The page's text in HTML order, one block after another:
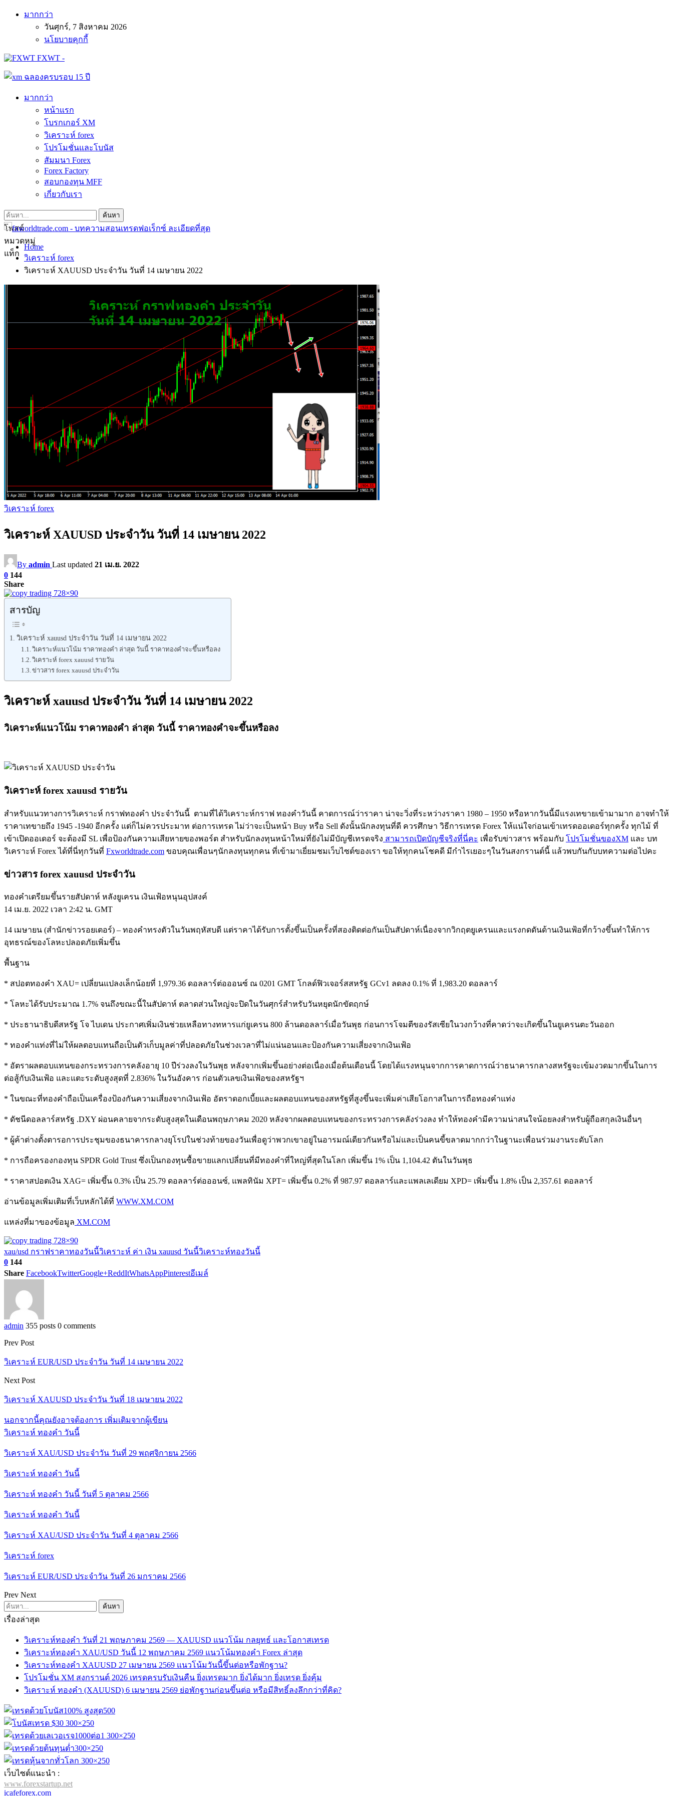
มากกว่า
วันศุกร์, 7 สิงหาคม 2026
นโยบายคุกกี้
FXWT -
มากกว่า
หน้าแรก
โบรกเกอร์ XM
วิเคราะห์ forex
โปรโมชั่นและโบนัส
สัมมนา Forex
Forex Factory
สอบกองทุน MFF
เกี่ยวกับเรา
โพสต์
หมวดหมู่
แท็ก
Home
วิเคราะห์ forex
วิเคราะห์ XAUUSD ประจำวัน วันที่ 14 เมษายน 2022
วิเคราะห์ forex
วิเคราะห์ XAUUSD ประจำวัน วันที่ 14 เมษายน 2022
By admin Last updated 21 เม.ย. 2022
0 144
Share
สารบัญ
วิเคราะห์ xauusd ประจำวัน วันที่ 14 เมษายน 2022
วิเคราะห์แนวโน้ม ราคาทองคำ ล่าสุด วันนี้ ราคาทองคำจะขึ้นหรือลง
วิเคราะห์ forex xauusd รายวัน
ข่าวสาร forex xauusd ประจำวัน
วิเคราะห์ xauusd ประจำวัน วันที่ 14 เมษายน 2022
วิเคราะห์แนวโน้ม ราคาทองคำ ล่าสุด วันนี้ ราคาทองคำจะขึ้นหรือลง
วิเคราะห์ forex xauusd รายวัน
สำหรับแนวทางการวิเคราะห์ กราฟทองคำ ประจำวันนี้ ตามที่ได้วิเคราะห์กราฟ ทองคำวันนี้ คาดการณ์ว่าราคา น่าจะวิ่งที่ระหว่างราคา 1980 – 1950 หรือหากวันนี้มีแรงเทขายเข้ามามาก อาจทำให้
ราคาเทขายถึง 1945 -1940 อีกครั้ง แต่ก็ไม่ควรประมาท ต่อการเทรด ไม่ว่าจะเป็นหน้า Buy หรือ Sell ดังนั้นนักลงทุนที่ดี ควรศึกษา วิธีการเทรด Forex ให้แน่ใจก่อนเข้าเทรดออเดอร์ทุกครั้ง ทุกไม้ ที่
เข้าเปิดออเดอร์ จะต้องมี SL เพื่อป้องกันความเสียหายของพอร์ต สำหรับนักลงทุนหน้าใหม่ที่ยังไม่มีบัญชีเทรดจริง สามารถเปิดบัญชีจริงที่นี่คะ เพื่อรับข่าวสาร พร้อมกับ โปรโมชั่นของXM และ บท
วิเคราะห์ Forex ได้ที่นี่ทุกวันที่ Fxworldtrade.com ขอบคุณเพื่อนๆนักลงทุนทุกคน ที่เข้ามาเยี่ยมชมเว็บไซต์ของเรา ขอให้ทุกคนโชคดี มีกำไรเยอะๆในวันสงกรานต์นี้ แล้วพบกันกับบทความต่อไปคะ
ข่าวสาร forex xauusd ประจำวัน
ทองคำเตรียมขึ้นรายสัปดาห์ หลังยูเครน เงินเฟ้อหนุนอุปสงค์
14 เม.ย. 2022 เวลา 2:42 น. GMT
14 เมษายน (สำนักข่าวรอยเตอร์) – ทองคำทรงตัวในวันพฤหัสบดี แต่ราคาได้รับการตั้งขึ้นเป็นครั้งที่สองติดต่อกันเป็นสัปดาห์เนื่องจากวิกฤตยูเครนและแรงกดดันด้านเงินเฟ้อที่กว้างขึ้นทำให้การ
อุทธรณ์ของโลหะปลอดภัยเพิ่มขึ้น
พื้นฐาน
* สปอตทองคำ XAU= เปลี่ยนแปลงเล็กน้อยที่ 1,979.36 ดอลลาร์ต่อออนซ์ ณ 0201 GMT โกลด์ฟิวเจอร์สสหรัฐ GCv1 ลดลง 0.1% ที่ 1,983.20 ดอลลาร์
* โลหะได้รับประมาณ 1.7% จนถึงขณะนี้ในสัปดาห์ ตลาดส่วนใหญ่จะปิดในวันศุกร์สำหรับวันหยุดนักขัตฤกษ์
* ประธานาธิบดีสหรัฐ โจ ไบเดน ประกาศเพิ่มเงินช่วยเหลือทางทหารแก่ยูเครน 800 ล้านดอลลาร์เมื่อวันพุธ ก่อนการโจมตีของรัสเซียในวงกว้างที่คาดว่าจะเกิดขึ้นในยูเครนตะวันออก
* ทองคำแท่งที่ไม่ให้ผลตอบแทนถือเป็นตัวเก็บมูลค่าที่ปลอดภัยในช่วงเวลาที่ไม่แน่นอนและป้องกันความเสี่ยงจากเงินเฟ้อ
* อัตราผลตอบแทนของกระทรวงการคลังอายุ 10 ปีร่วงลงในวันพุธ หลังจากเพิ่มขึ้นอย่างต่อเนื่องเมื่อต้นเดือนนี้ โดยได้แรงหนุนจากการคาดการณ์ว่าธนาคารกลางสหรัฐจะเข้มงวดมากขึ้นในการ
ต่อสู้กับเงินเฟ้อ และแตะระดับสูงสุดที่ 2.836% ในวันอังคาร ก่อนตัวเลขเงินเฟ้อของสหรัฐฯ
* ในขณะที่ทองคำถือเป็นเครื่องป้องกันความเสี่ยงจากเงินเฟ้อ อัตราดอกเบี้ยและผลตอบแทนของสหรัฐที่สูงขึ้นจะเพิ่มค่าเสียโอกาสในการถือทองคำแท่ง
* ดัชนีดอลลาร์สหรัฐ .DXY ผ่อนคลายจากระดับสูงสุดในเดือนพฤษภาคม 2020 หลังจากผลตอบแทนของกระทรวงการคลังร่วงลง ทำให้ทองคำมีความน่าสนใจน้อยลงสำหรับผู้ถือสกุลเงินอื่นๆ
* ผู้ค้าต่างตั้งตารอการประชุมของธนาคารกลางยุโรปในช่วงท้ายของวันเพื่อดูว่าพวกเขาอยู่ในอารมณ์เดียวกันหรือไม่และเป็นคนขี้ขลาดมากกว่าในฐานะเพื่อนร่วมงานระดับโลก
* การถือครองกองทุน SPDR Gold Trust ซึ่งเป็นกองทุนซื้อขายแลกเปลี่ยนที่มีทองคำที่ใหญ่ที่สุดในโลก เพิ่มขึ้น 1% เป็น 1,104.42 ตันในวันพุธ
* ราคาสปอตเงิน XAG= เพิ่มขึ้น 0.3% เป็น 25.79 ดอลลาร์ต่อออนซ์, แพลทินัม XPT= เพิ่มขึ้น 0.2% ที่ 987.97 ดอลลาร์และแพลเลเดียม XPD= เพิ่มขึ้น 1.8% เป็น 2,357.61 ดอลลาร์
อ่านข้อมูลเพิ่มเติมที่เว็บหลักได้ที่ WWW.XM.COM
แหล่งที่มาของข้อมูล XM.COM
xau/usd กราฟราคาทองวันนี้วิเคราะห์ ค่า เงิน xauusd วันนี้วิเคราะห์ทองวันนี้
0 144
Share FacebookTwitterGoogle+ReddItWhatsAppPinterestอีเมล์
admin 355 posts 0 comments
Prev Post
วิเคราะห์ EUR/USD ประจำวัน วันที่ 14 เมษายน 2022
Next Post
วิเคราะห์ XAUUSD ประจำวัน วันที่ 18 เมษายน 2022
นอกจากนี้คุณยังอาจต้องการ เพิ่มเติมจากผู้เขียน
วิเคราะห์ ทองคำ วันนี้
วิเคราะห์ XAU/USD ประจำวัน วันที่ 29 พฤศจิกายน 2566
วิเคราะห์ ทองคำ วันนี้
วิเคราะห์ ทองคำ วันนี้ วันที่ 5 ตุลาคม 2566
วิเคราะห์ ทองคำ วันนี้
วิเคราะห์ XAU/USD ประจำวัน วันที่ 4 ตุลาคม 2566
วิเคราะห์ forex
วิเคราะห์ EUR/USD ประจำวัน วันที่ 26 มกราคม 2566
Prev Next
เรื่องล่าสุด
วิเคราะห์ทองคำ วันที่ 21 พฤษภาคม 2569 — XAUUSD แนวโน้ม กลยุทธ์ และโอกาสเทรด
วิเคราะห์ทองคำ XAU/USD วันนี้ 12 พฤษภาคม 2569 แนวโน้มทองคำ Forex ล่าสุด
วิเคราะห์ทองคำ XAUUSD 27 เมษายน 2569 แนวโน้มวันนี้ขึ้นต่อหรือพักฐาน?
โปรโมชั่น XM สงกรานต์ 2026 เทรดครบรับเงินคืน ยิ่งเทรดมาก ยิ่งได้มาก ยิ่งเทรด ยิ่งคุ้ม
วิเคราะห์ ทองคำ (XAUUSD) 6 เมษายน 2569 ย่อพักฐานก่อนขึ้นต่อ หรือมีสิทธิ์ลงลึกกว่าที่คิด?
เว็บไซต์แนะนำ :
www.forexstartup.net
icafeforex.com